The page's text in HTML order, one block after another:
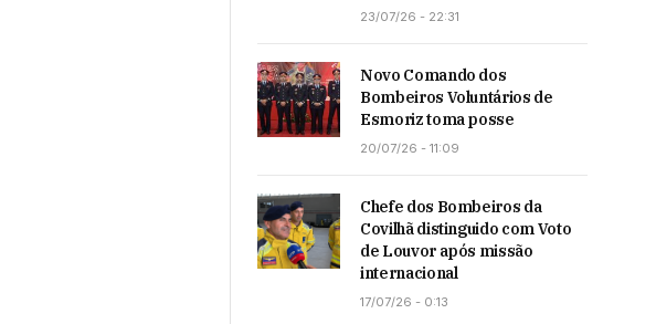
23/07/26 - 22:31
Novo Comando dos
Bombeiros Voluntários de
Esmoriz toma posse
20/07/26 - 11:09
Chefe dos Bombeiros da
Covilhã distinguido com Voto
de Louvor após missão
internacional
17/07/26 - 0:13